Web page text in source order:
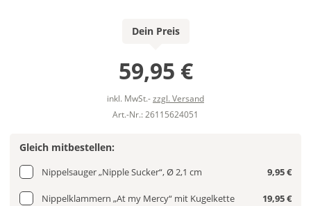
Dein Preis
59,95 €
inkl. MwSt.-zzgl. Versand
Art.-Nr.: 26115624051
Gleich mitbestellen:
Nippelsauger „Nipple Sucker“, Ø 2,1 cm 9,95 €
Nippelklammern „At my Mercy“ mit Kugelkette 19,95 €